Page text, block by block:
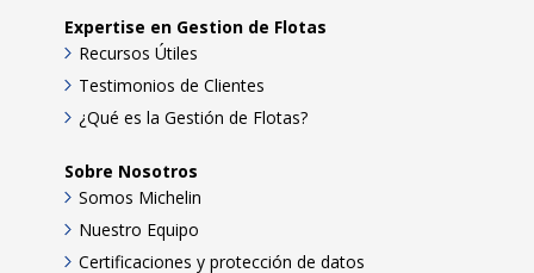
Expertise en Gestion de Flotas
Recursos Útiles
Testimonios de Clientes
¿Qué es la Gestión de Flotas?
Sobre Nosotros
Somos Michelin
Nuestro Equipo
Certificaciones y protección de datos